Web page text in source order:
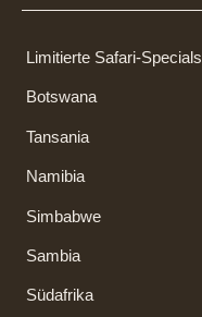
Limitierte Safari-Specials
Botswana
Tansania
Namibia
Simbabwe
Sambia
Südafrika